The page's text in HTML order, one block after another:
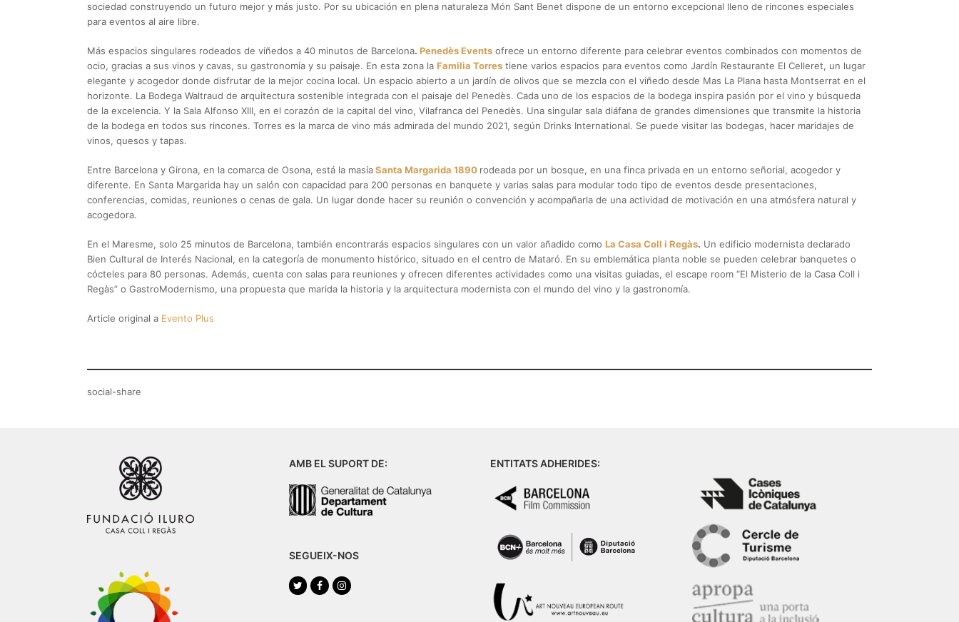
sociedad construyendo un futuro mejor y más justo. Por su ubicación en plena naturaleza Món Sant Benet dispone de un entorno excepcional lleno de rincones especiales
para eventos al aire libre.
Más espacios singulares rodeados de viñedos a 40 minutos de Barcelona. Penedès Events ofrece un entorno diferente para celebrar eventos combinados con momentos de
ocio, gracias a sus vinos y cavas, su gastronomía y su paisaje. En esta zona la Familia Torres tiene varios espacios para eventos como Jardín Restaurante El Celleret, un lugar
elegante y acogedor donde disfrutar de la mejor cocina local. Un espacio abierto a un jardín de olivos que se mezcla con el viñedo desde Mas La Plana hasta Montserrat en el
horizonte. La Bodega Waltraud de arquitectura sostenible integrada con el paisaje del Penedès. Cada uno de los espacios de la bodega inspira pasión por el vino y búsqueda
de la excelencia. Y la Sala Alfonso XIII, en el corazón de la capital del vino, Vilafranca del Penedès. Una singular sala diáfana de grandes dimensiones que transmite la historia
de la bodega en todos sus rincones. Torres es la marca de vino más admirada del mundo 2021, según Drinks International. Se puede visitar las bodegas, hacer maridajes de
vinos, quesos y tapas.
Entre Barcelona y Girona, en la comarca de Osona, está la masíaSanta Margarida 1890 rodeada por un bosque, en una finca privada en un entorno señorial, acogedor y
diferente. En Santa Margarida hay un salón con capacidad para 200 personas en banquete y varias salas para modular todo tipo de eventos desde presentaciones,
conferencias, comidas, reuniones o cenas de gala. Un lugar donde hacer su reunión o convención y acompañarla de una actividad de motivación en una atmósfera natural y
acogedora.
En el Maresme, solo 25 minutos de Barcelona, también encontrarás espacios singulares con un valor añadido como La Casa Coll i Regàs. Un edificio modernista declarado
Bien Cultural de Interés Nacional, en la categoría de monumento histórico, situado en el centro de Mataró. En su emblemática planta noble se pueden celebrar banquetes o
cócteles para 80 personas. Además, cuenta con salas para reuniones y ofrecen diferentes actividades como una visitas guiadas, el escape room “El Misterio de la Casa Coll i
Regàs” o GastroModernismo, una propuesta que marida la historia y la arquitectura modernista con el mundo del vino y la gastronomía.
Article original a Evento Plus
social-share
AMB EL SUPORT DE:
SEGUEIX-NOS
TwitterFacebookInstagram
ENTITATS ADHERIDES: